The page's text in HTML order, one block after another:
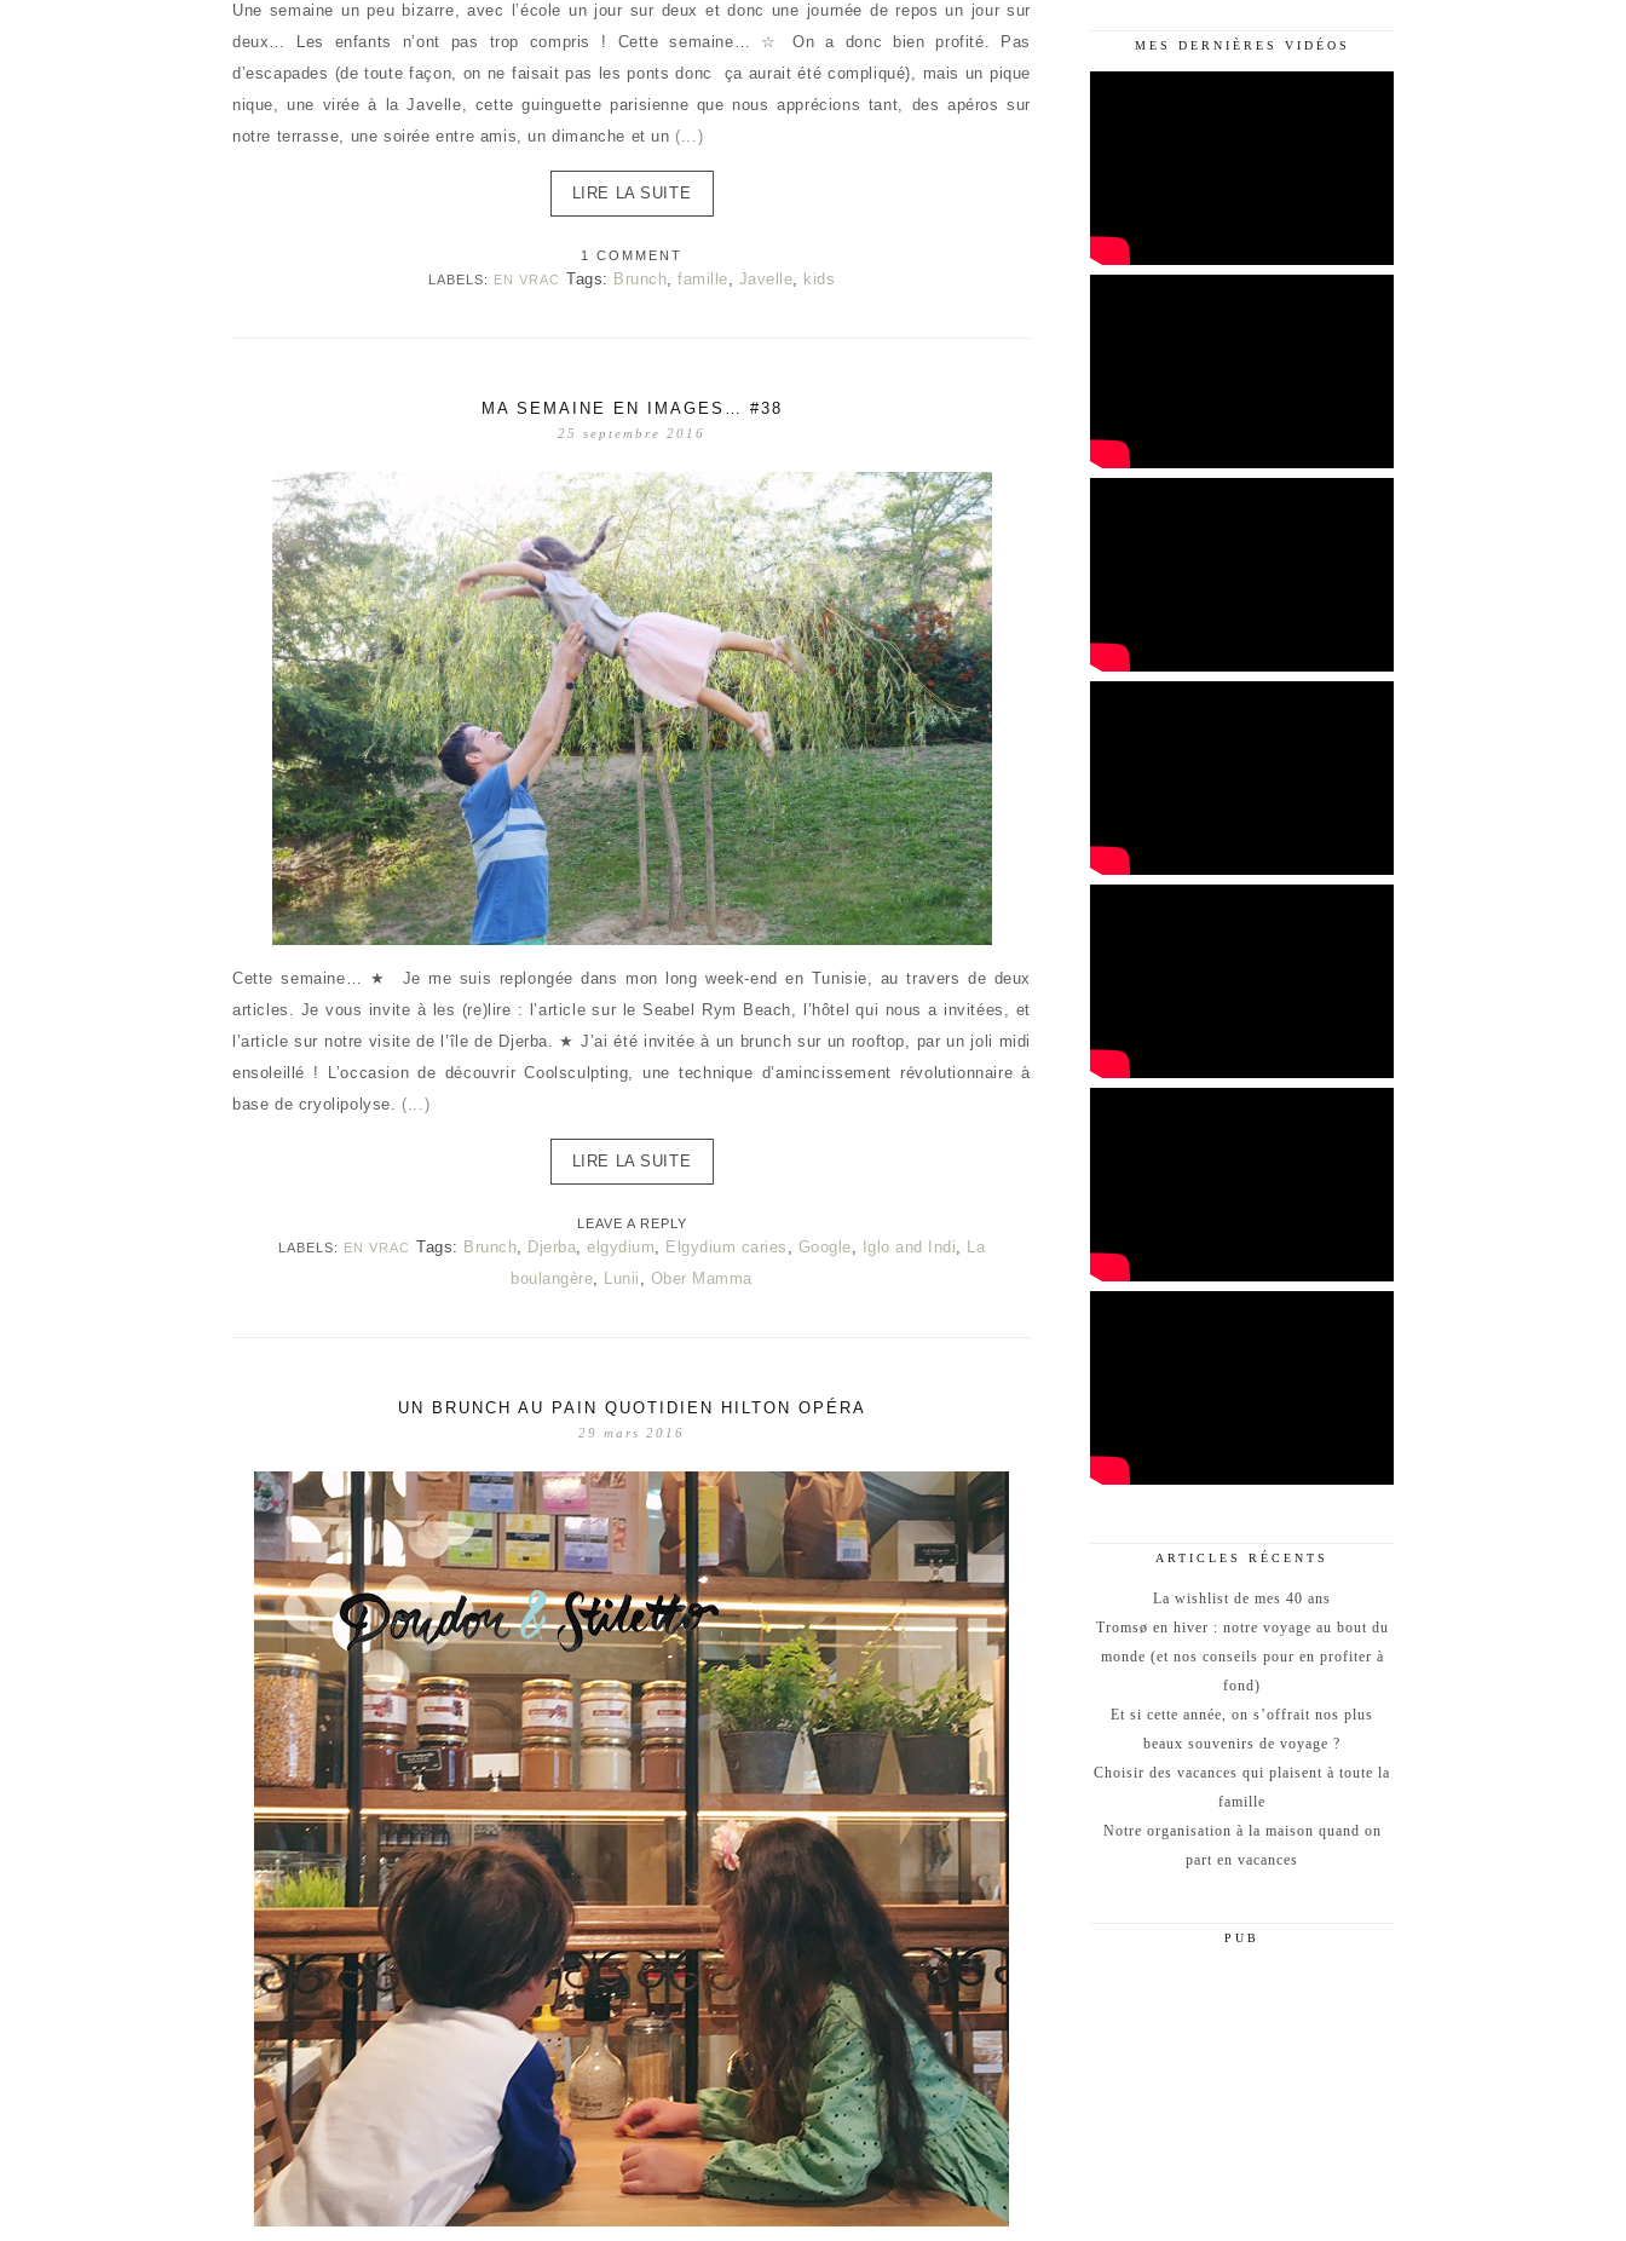
Une semaine un peu bizarre, avec l’école un jour sur deux et donc une journée de repos un jour sur
deux… Les enfants n’ont pas trop compris ! Cette semaine… ☆ On a donc bien profité. Pas
d’escapades (de toute façon, on ne faisait pas les ponts donc ça aurait été compliqué), mais un pique
nique, une virée à la Javelle, cette guinguette parisienne que nous apprécions tant, des apéros sur
notre terrasse, une soirée entre amis, un dimanche et un (...)
LIRE LA SUITE
1 COMMENT
LABELS:
EN VRAC Tags: Brunch, famille, Javelle, kids
MA SEMAINE EN IMAGES… #38
25 septembre 2016
Cette semaine… ★ Je me suis replongée dans mon long week-end en Tunisie, au travers de deux
articles. Je vous invite à les (re)lire : l’article sur le Seabel Rym Beach, l’hôtel qui nous a invitées, et
l’article sur notre visite de l’île de Djerba. ★ J’ai été invitée à un brunch sur un rooftop, par un joli midi
ensoleillé ! L’occasion de découvrir Coolsculpting, une technique d’amincissement révolutionnaire à
base de cryolipolyse. (...)
LIRE LA SUITE
LEAVE A REPLY
LABELS:
EN VRAC Tags: Brunch, Djerba, elgydium, Elgydium caries , Google, Iglo and Indi, La
boulangère, Lunii , Ober Mamma
UN BRUNCH AU PAIN QUOTIDIEN HILTON OPÉRA
29 mars 2016
MES DERNIÈRES VIDÉOS
ARTICLES RÉCENTS
La wishlist de mes 40 ans
Tromsø en hiver : notre voyage au bout du
monde (et nos conseils pour en profiter à
fond)
Et si cette année, on s’offrait nos plus
beaux souvenirs de voyage ?
Choisir des vacances qui plaisent à toute la
famille
Notre organisation à la maison quand on
part en vacances
PUB